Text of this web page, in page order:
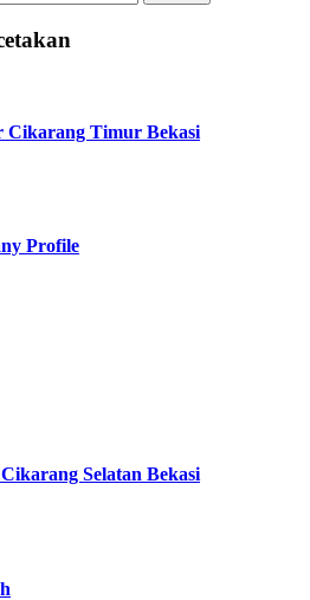
Cikarang Timur Bekasi
Profile
Selatan Bekasi